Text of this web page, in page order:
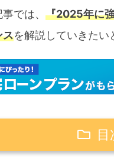
では、 『2025年に
スを解説していきたい